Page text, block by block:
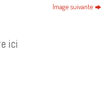
Image suivante
ici